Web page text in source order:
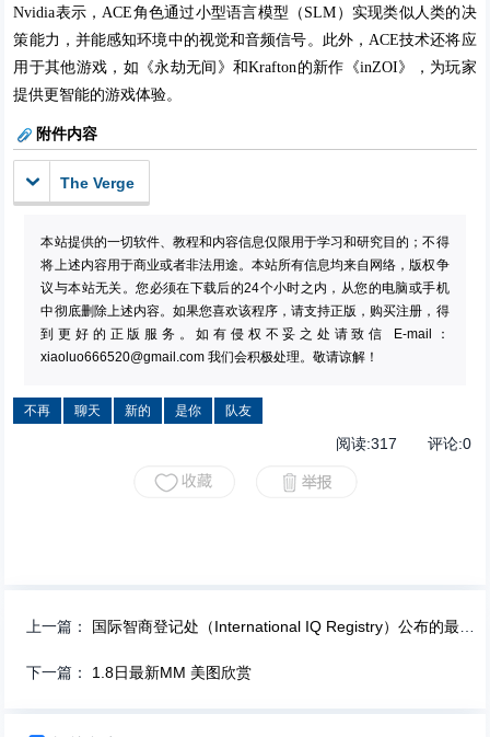
Nvidia表示，ACE角色通过小型语言模型（SLM）实现类似人类的决
策能力，并能感知环境中的视觉和音频信号。此外，ACE技术还将应
用于其他游戏，如《永劫无间》和Krafton的新作《inZOI》，为玩家
提供更智能的游戏体验。
附件内容
The Verge
本站提供的一切软件、教程和内容信息仅限用于学习和研究目的；不得
将上述内容用于商业或者非法用途。本站所有信息均来自网络，版权争
议与本站无关。您必须在下载后的24个小时之内，从您的电脑或手机
中彻底删除上述内容。如果您喜欢该程序，请支持正版，购买注册，得
到更好的正版服务。如有侵权不妥之处请致信 E-mail：
xiaoluo666520@gmail.com 我们会积极处理。敬请谅解！
不再 聊天 新的 是你 队友
阅读:317 评论:0
上一篇： 国际智商登记处（International IQ Registry）公布的最新全球智商排名，中国位列第一。
下一篇： 1.8日最新MM 美图欣赏